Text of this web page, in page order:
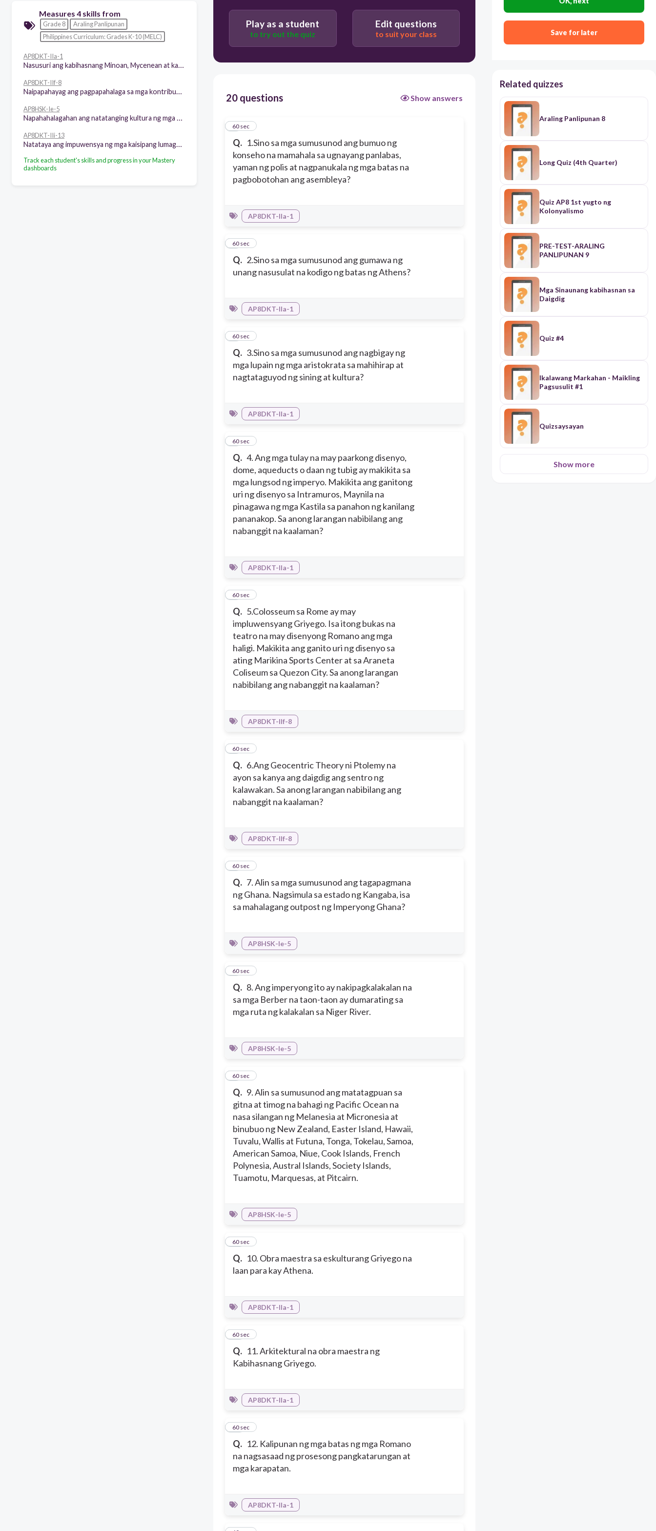
Measures 4 skills from
Grade 8
Araling Panlipunan
Philippines Curriculum: Grades K-10 (MELC)
AP8DKT-IIa-1
AP8DKT-IIf-8
AP8HSK-Ie-5
AP8DKT-IIi-13
Track each student's skills and progress in your Mastery
dashboards
Solon
Play as a student
to try out the quiz
Edit questions
to suit your class
20 questions Show answers
Q. 1.Sino sa mga sumusunod ang bumuo ng
konseho na mamahala sa ugnayang panlabas,
yaman ng polis at nagpanukala ng mga batas na
pagbobotohan ang asembleya?
160 sec
AP8DKT-IIa-1
Q. 2.Sino sa mga sumusunod ang gumawa ng
unang nasusulat na kodigo ng batas ng Athens?
260 sec
AP8DKT-IIa-1
Q. 3.Sino sa mga sumusunod ang nagbigay ng
mga lupain ng mga aristokrata sa mahihirap at
nagtataguyod ng sining at kultura?
360 sec
AP8DKT-IIa-1
Q. 4. Ang mga tulay na may paarkong disenyo,
dome, aqueducts o daan ng tubig ay makikita sa
mga lungsod ng imperyo. Makikita ang ganitong
uri ng disenyo sa Intramuros, Maynila na
pinagawa ng mga Kastila sa panahon ng kanilang
pananakop. Sa anong larangan nabibilang ang
nabanggit na kaalaman?
460 sec
AP8DKT-IIa-1
Q. 5.Colosseum sa Rome ay may
impluwensyang Griyego. Isa itong bukas na
teatro na may disenyong Romano ang mga
haligi. Makikita ang ganito uri ng disenyo sa
ating Marikina Sports Center at sa Araneta
Coliseum sa Quezon City. Sa anong larangan
nabibilang ang nabanggit na kaalaman?
560 sec
AP8DKT-IIf-8
Q. 6.Ang Geocentric Theory ni Ptolemy na
ayon sa kanya ang daigdig ang sentro ng
kalawakan. Sa anong larangan nabibilang ang
nabanggit na kaalaman?
660 sec
AP8DKT-IIf-8
Q. 7. Alin sa mga sumusunod ang tagapagmana
ng Ghana. Nagsimula sa estado ng Kangaba, isa
sa mahalagang outpost ng Imperyong Ghana?
760 sec
AP8HSK-Ie-5
Q. 8. Ang imperyong ito ay nakipagkalakalan na
sa mga Berber na taon-taon ay dumarating sa
mga ruta ng kalakalan sa Niger River.
860 sec
AP8HSK-Ie-5
Q. 9. Alin sa sumusunod ang matatagpuan sa
gitna at timog na bahagi ng Pacific Ocean na
nasa silangan ng Melanesia at Micronesia at
binubuo ng New Zealand, Easter Island, Hawaii,
Tuvalu, Wallis at Futuna, Tonga, Tokelau, Samoa,
American Samoa, Niue, Cook Islands, French
Polynesia, Austral Islands, Society Islands,
Tuamotu, Marquesas, at Pitcairn.
960 sec
AP8HSK-Ie-5
Q. 10. Obra maestra sa eskulturang Griyego na
laan para kay Athena.
10
60 sec
AP8DKT-IIa-1
Q. 11. Arkitektural na obra maestra ng
Kabihasnang Griyego.
11
60 sec
AP8DKT-IIa-1
Q. 12. Kalipunan ng mga batas ng mga Romano
na nagsasaad ng prosesong pangkatarungan at
mga karapatan.
12
60 sec
AP8DKT-IIa-1
Save for later
Related quizzes
Araling Panlipunan 8
Long Quiz (4th Quarter)
Quiz AP8 1st yugto ng
Kolonyalismo
PRE-TEST-ARALING
PANLIPUNAN 9
Mga Sinaunang kabihasnan sa
Daigdig
Quiz #4
Ikalawang Markahan - Maikling
Pagsusulit #1
Quizsaysayan
Show more